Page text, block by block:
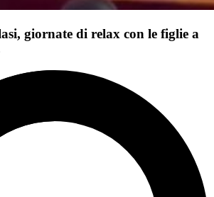
giornate di relax con le figlie a